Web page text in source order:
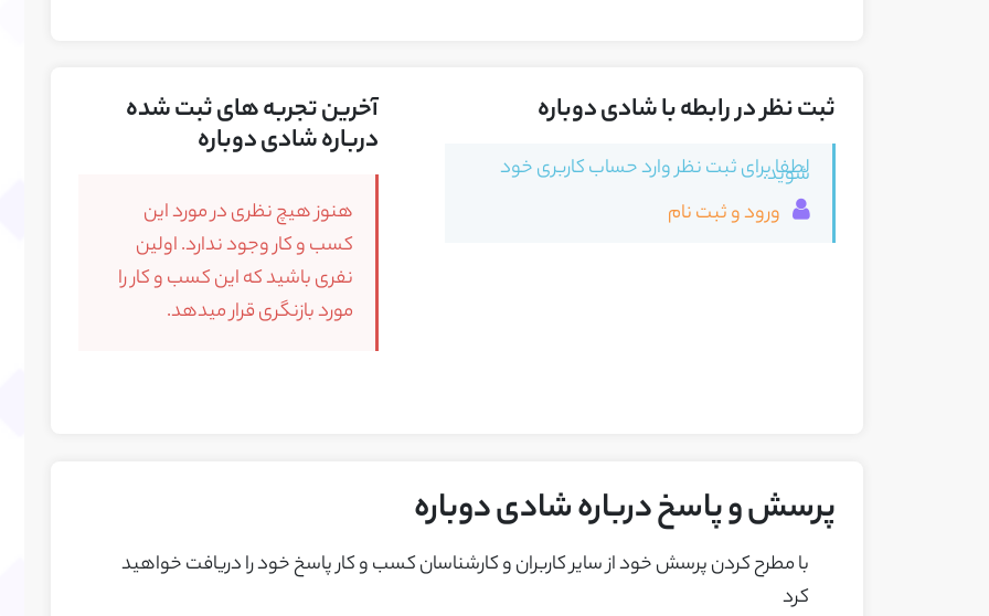
ثبت نظر در رابطه با شادی دوباره
لطفا برای ثبت نظر وارد حساب کاربری خود
شوید.
ورود و ثبت نام
آخرین تجربه های ثبت شده
درباره شادی دوباره
هنوز هیچ نظری در مورد این
کسب و کار وجود ندارد. اولین
نفری باشید که این کسب و کار را
مورد بازنگری قرار میدهد.
پرسش و پاسخ درباره شادی دوباره
با مطرح کردن پرسش خود از ساير کاربران و کارشناسان کسب و کار پاسخ خود را دريافت خواهيد
کرد